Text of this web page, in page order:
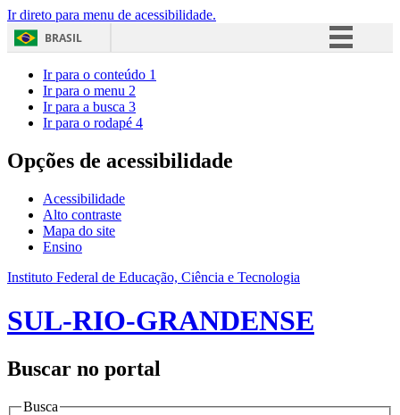
Ir direto para menu de acessibilidade.
BRASIL
Acesso à informação
Ir para o conteúdo 1
Ir para o menu 2
Ir para a busca 3
Ir para o rodapé 4
Opções de acessibilidade
Acessibilidade
Alto contraste
Mapa do site
Ensino
Instituto Federal de Educação, Ciência e Tecnologia
SUL-RIO-GRANDENSE
Buscar no portal
Busca